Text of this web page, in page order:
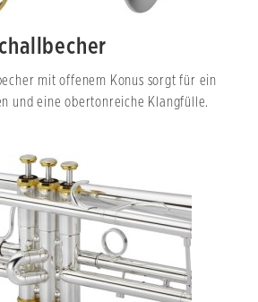
mit offenem Konus sorgt für ein
und eine obertonreiche Klangfülle.